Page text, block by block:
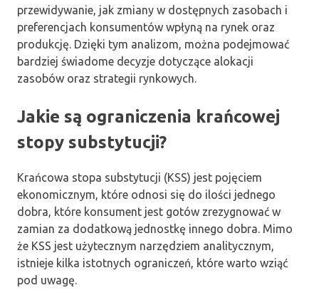
przewidywanie, jak zmiany w dostępnych zasobach i
preferencjach konsumentów wpłyną na rynek oraz
produkcję. Dzięki tym analizom, można podejmować
bardziej świadome decyzje dotyczące alokacji
zasobów oraz strategii rynkowych.
Jakie są ograniczenia krańcowej
stopy substytucji?
Krańcowa stopa substytucji (KSS) jest pojęciem
ekonomicznym, które odnosi się do ilości jednego
dobra, które konsument jest gotów zrezygnować w
zamian za dodatkową jednostkę innego dobra. Mimo
że KSS jest użytecznym narzędziem analitycznym,
istnieje kilka istotnych ograniczeń, które warto wziąć
pod uwagę.